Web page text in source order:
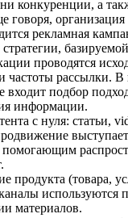
конкуренции, а
говоря, организация
рекламная
проводятся
частоты рассылки.
входит подбор
информации.
с нуля: статьи,
продукта (товара,
используются
материалов.